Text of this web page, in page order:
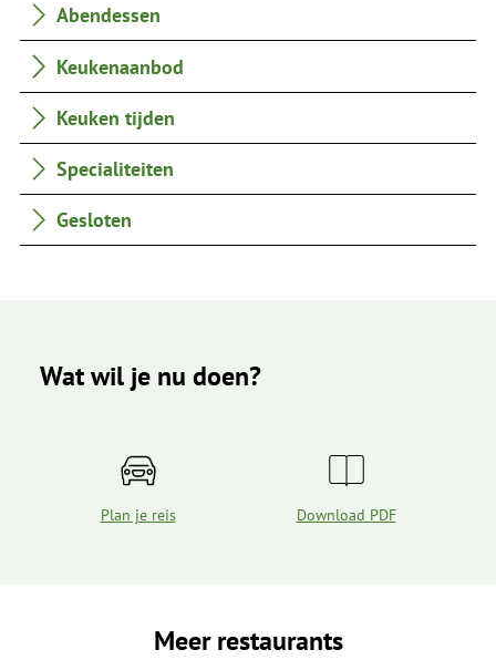
Abendessen
Keukenaanbod
Keuken tijden
Specialiteiten
Gesloten
Wat wil je nu doen?
Plan je reis Download PDF
Meer restaurants